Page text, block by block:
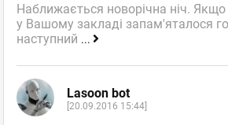
Наближається новорічна ніч.
у Вашому закладі запам'яталося
наступний ...
Lasoon bot
[20.09.2016 15:44]